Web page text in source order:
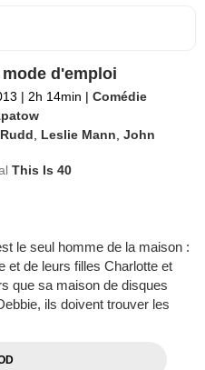
d'emploi
| 2h 14min | Comédie
Leslie Mann ,John
This Is 40
le seul homme de la maison :
et de leurs filles Charlotte et
que sa maison de disques
ils doivent trouver les